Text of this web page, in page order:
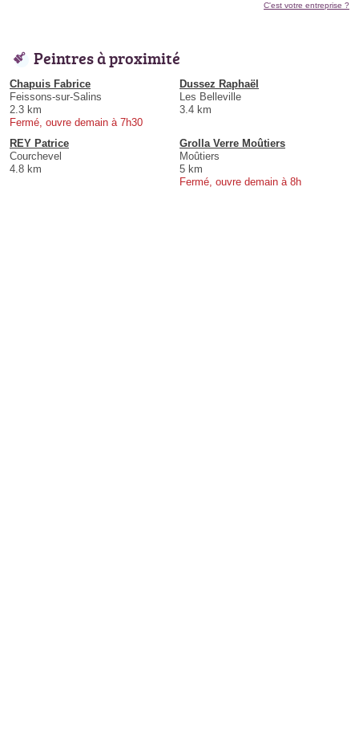
C'est votre entreprise ?
Peintres à proximité
Chapuis Fabrice
Feissons-sur-Salins
2.3 km
Fermé, ouvre demain à 7h30
Dussez Raphaël
Les Belleville
3.4 km
REY Patrice
Courchevel
4.8 km
Grolla Verre Moûtiers
Moûtiers
5 km
Fermé, ouvre demain à 8h